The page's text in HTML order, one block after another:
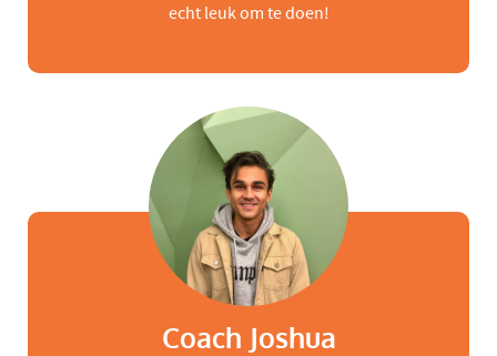
echt leuk om te doen!
Coach Joshua